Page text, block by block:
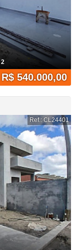
2
R$ 540.000,00
Ref.: CL24401